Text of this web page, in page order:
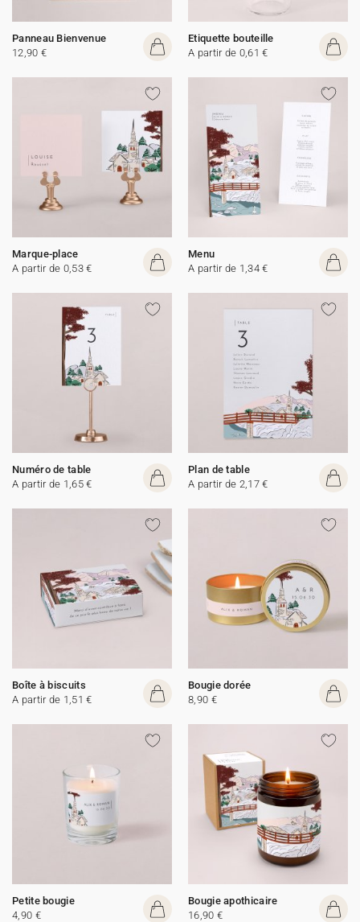
Panneau Bienvenue
12,90 €
Etiquette bouteille
A partir de 0,61 €
Marque-place
A partir de 0,53 €
Menu
A partir de 1,34 €
Numéro de table
A partir de 1,65 €
Plan de table
A partir de 2,17 €
Boîte à biscuits
A partir de 1,51 €
Bougie dorée
8,90 €
Petite bougie
4,90 €
Bougie apothicaire
16,90 €